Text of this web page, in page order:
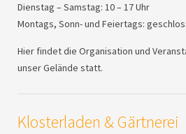
Dienstag – Samstag: 10 – 17 Uhr
Montags, Sonn- und Feiertags:
Hier findet die Organisation und
unser Gelände statt.
Klosterladen & Gärtnerei